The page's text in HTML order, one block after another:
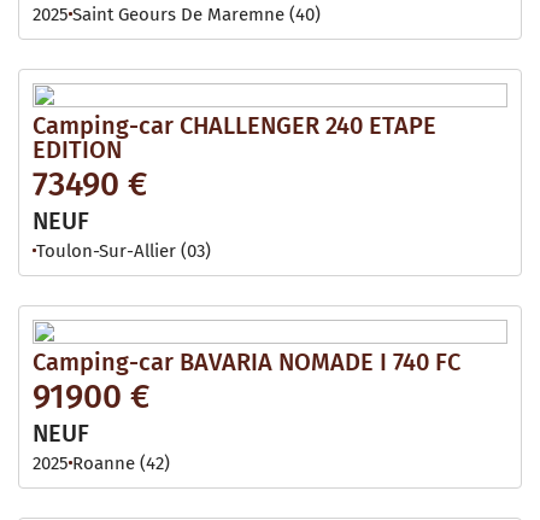
2025 Saint Geours De Maremne (40)
Camping-car CHALLENGER 240 ETAPE
EDITION
73490 €
NEUF
Toulon-Sur-Allier (03)
Camping-car BAVARIA NOMADE I 740 FC
91900 €
NEUF
2025 Roanne (42)